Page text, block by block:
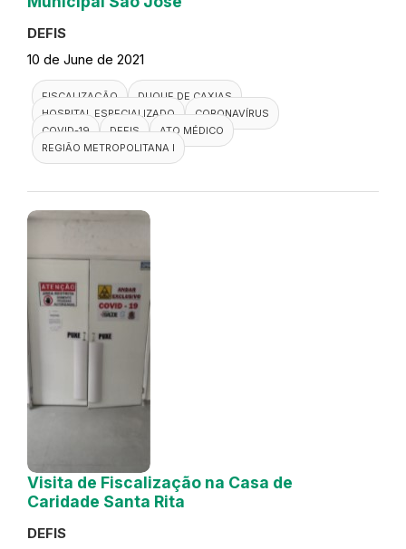
DEFIS
10 de June de 2021
FISCALIZAÇÃO
DUQUE DE CAXIAS
HOSPITAL ESPECIALIZADO
CORONAVÍRUS
COVID-19
DEFIS
ATO MÉDICO
REGIÃO METROPOLITANA I
Visita de Fiscalização na Casa de
Caridade Santa Rita
DEFIS